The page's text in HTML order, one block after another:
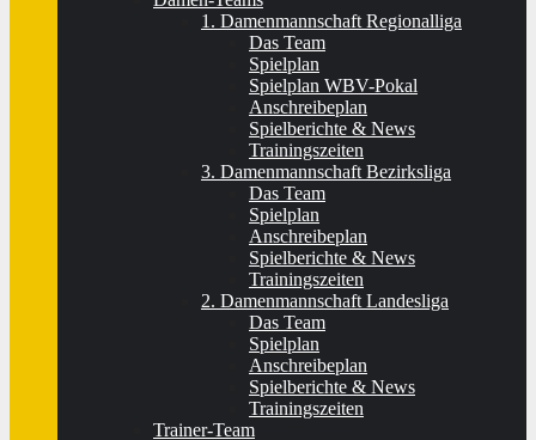
1. Damenmannschaft Regionalliga
Das Team
Spielplan
Spielplan WBV-Pokal
Anschreibeplan
Spielberichte & News
Trainingszeiten
3. Damenmannschaft Bezirksliga
Das Team
Spielplan
Anschreibeplan
Spielberichte & News
Trainingszeiten
2. Damenmannschaft Landesliga
Das Team
Spielplan
Anschreibeplan
Spielberichte & News
Trainingszeiten
Trainer-Team